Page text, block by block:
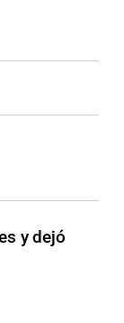
y dejó